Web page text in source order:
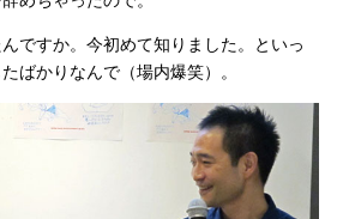
んですか。今初めて知りました。といっ
ばかりなんで（場内爆笑）。